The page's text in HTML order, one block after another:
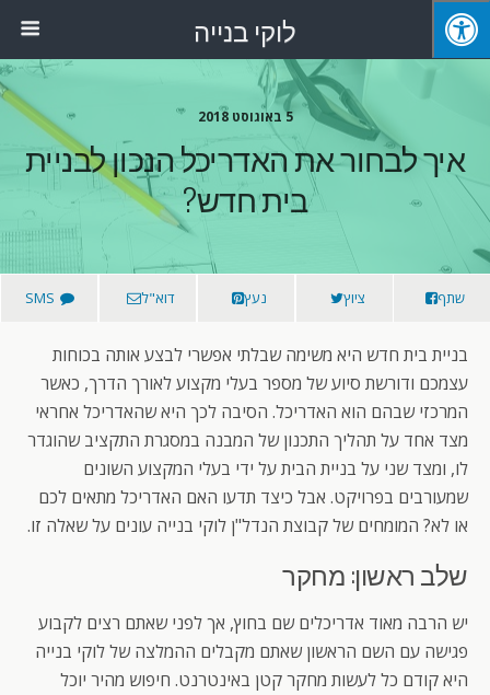
לוקי בנייה
5 באוגוסט 2018
איך לבחור את האדריכל הנכון לבניית
בית חדש?
שתף ציוץ נעץ דוא"ל SMS
בניית בית חדש היא משימה שבלתי אפשרי לבצע אותה בכוחות
עצמכם ודורשת סיוע של מספר בעלי מקצוע לאורך הדרך, כאשר
המרכזי שבהם הוא האדריכל. הסיבה לכך היא שהאדריכל אחראי
מצד אחד על תהליך התכנון של המבנה במסגרת התקציב שהוגדר
לו, ומצד שני על בניית הבית על ידי בעלי המקצוע השונים
שמעורבים בפרויקט. אבל כיצד תדעו האם האדריכל מתאים לכם
או לא? המומחים של קבוצת הנדל"ן לוקי בנייה עונים על שאלה זו.
שלב ראשון: מחקר
יש הרבה מאוד אדריכלים שם בחוץ, אך לפני שאתם רצים לקבוע
פגישה עם השם הראשון שאתם מקבלים ההמלצה של לוקי בנייה
היא קודם כל לעשות מחקר קטן באינטרנט. חיפוש מהיר יוכל